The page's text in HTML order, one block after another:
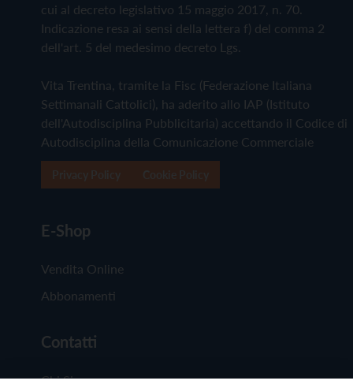
cui al decreto legislativo 15 maggio 2017, n. 70.
Indicazione resa ai sensi della lettera f) del comma 2
dell'art. 5 del medesimo decreto Lgs.
Vita Trentina, tramite la Fisc (Federazione Italiana
Settimanali Cattolici), ha aderito allo IAP (Istituto
dell'Autodisciplina Pubblicitaria) accettando il Codice di
Autodisciplina della Comunicazione Commerciale
E-Shop
Vendita Online
Abbonamenti
Contatti
Chi Siamo